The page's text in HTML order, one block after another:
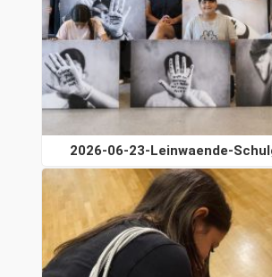
2026-06-23-Leinwaende-